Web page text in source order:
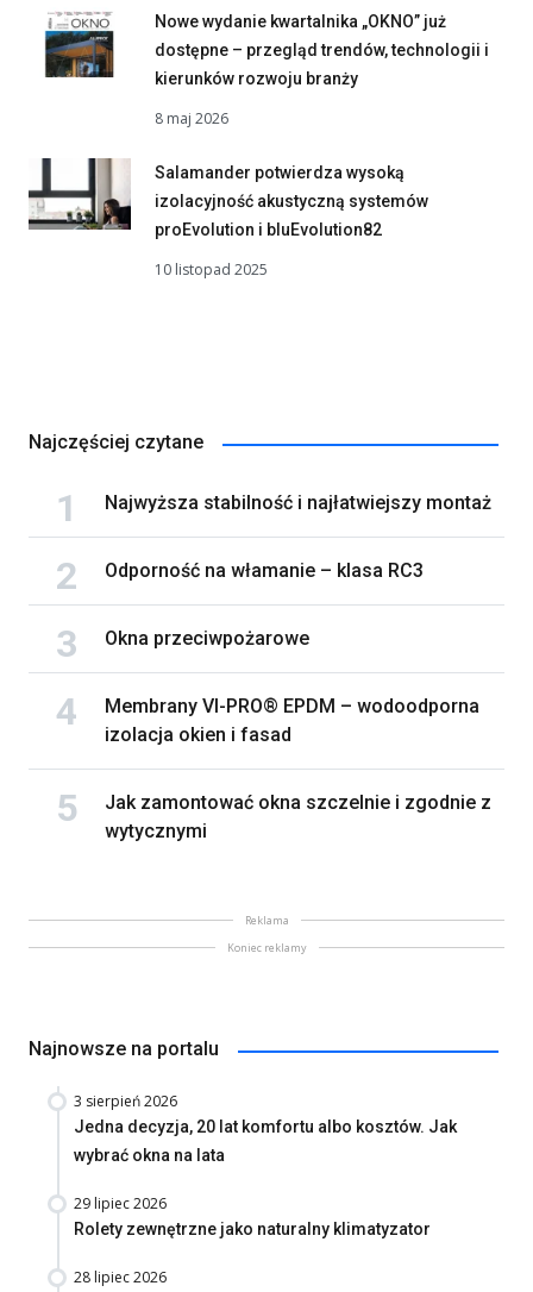
Nowe wydanie kwartalnika „OKNO” już
dostępne – przegląd trendów, technologii i
kierunków rozwoju branży
8 maj 2026
Salamander potwierdza wysoką
izolacyjność akustyczną systemów
proEvolution i bluEvolution82
10 listopad 2025
Najczęściej czytane
Najwyższa stabilność i najłatwiejszy montaż
Odporność na włamanie – klasa RC3
Okna przeciwpożarowe
Membrany VI-PRO® EPDM – wodoodporna
izolacja okien i fasad
Jak zamontować okna szczelnie i zgodnie z
wytycznymi
Reklama
Koniec reklamy
Najnowsze na portalu
3 sierpień 2026
Jedna decyzja, 20 lat komfortu albo kosztów. Jak
wybrać okna na lata
29 lipiec 2026
Rolety zewnętrzne jako naturalny klimatyzator
28 lipiec 2026